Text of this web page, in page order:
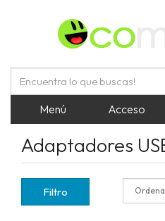
Menú Acceso
Adaptadores
Filtro